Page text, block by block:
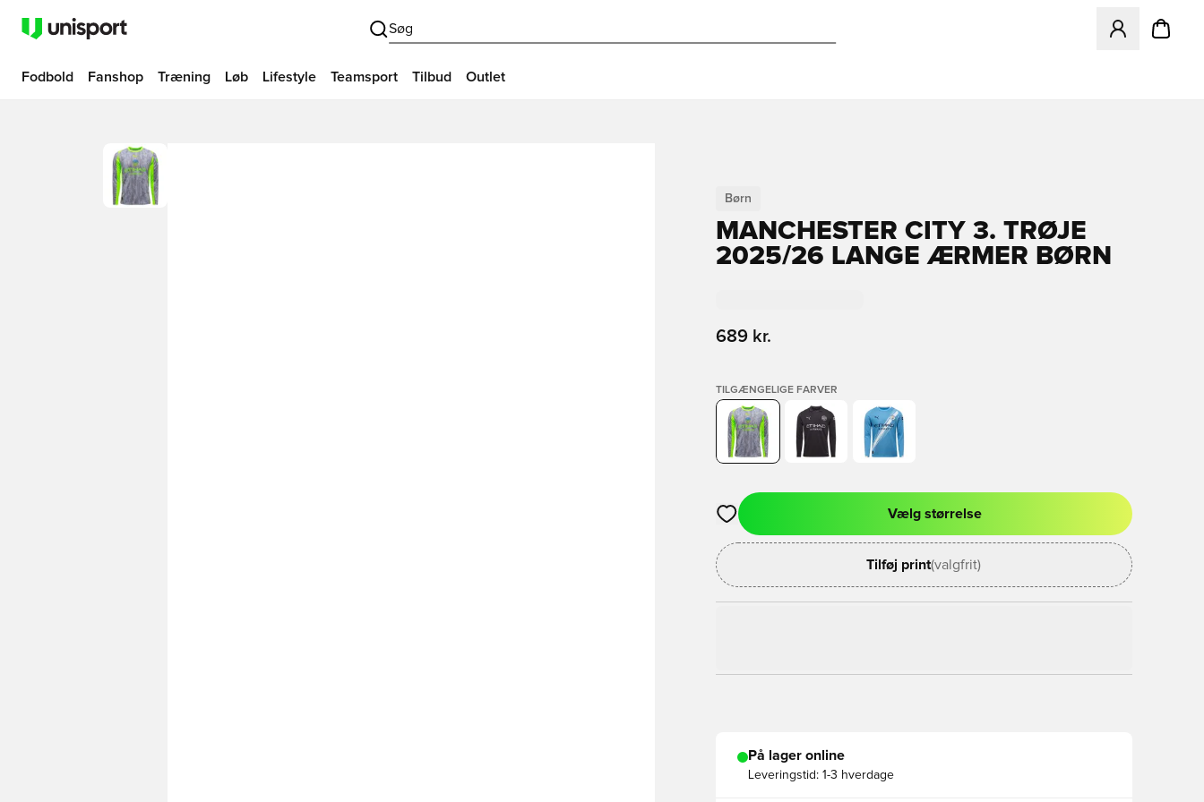
Søg
Åbner en
Fodbold Fanshop Træning Løb Lifestyle Teamsport Tilbud Outlet
Børn
MANCHESTER CITY 3. TRØJE
2025/26 LANGE ÆRMER BØRN
689 kr.
TILGÆNGELIGE FARVER
Åbner en Modal til at logge ind eller tilmelde dig som medlem
Vælg størrelse
Tilføj print(valgfrit)
På lager online
Leveringstid: 1-3 hverdage